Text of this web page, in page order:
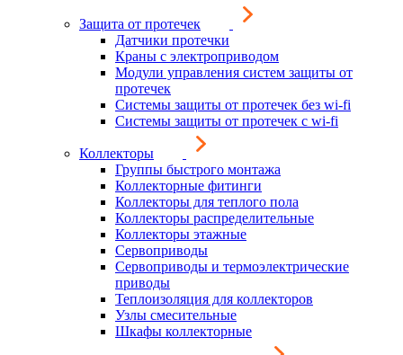
Защита от протечек
Датчики протечки
Краны с электроприводом
Модули управления систем защиты от
протечек
Системы защиты от протечек без wi-fi
Системы защиты от протечек с wi-fi
Коллекторы
Группы быстрого монтажа
Коллекторные фитинги
Коллекторы для теплого пола
Коллекторы распределительные
Коллекторы этажные
Сервоприводы
Сервоприводы и термоэлектрические
приводы
Теплоизоляция для коллекторов
Узлы смесительные
Шкафы коллекторные